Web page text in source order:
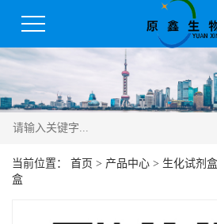
当前位置： 首页 > 产品中心 > 生化试剂盒
盒